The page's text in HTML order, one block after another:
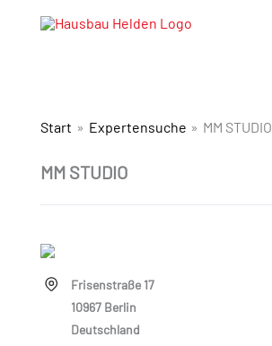
Start Expertensuche MM STUDIO
MM STUDIO
Frisenstraße 17
10967 Berlin
Deutschland